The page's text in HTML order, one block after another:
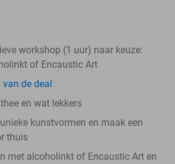
workshop (1 uur) naar keuze:
of Encaustic Art
de deal
en wat lekkers
kunstvormen en maak een
thuis
met alcoholinkt of Encaustic Art en